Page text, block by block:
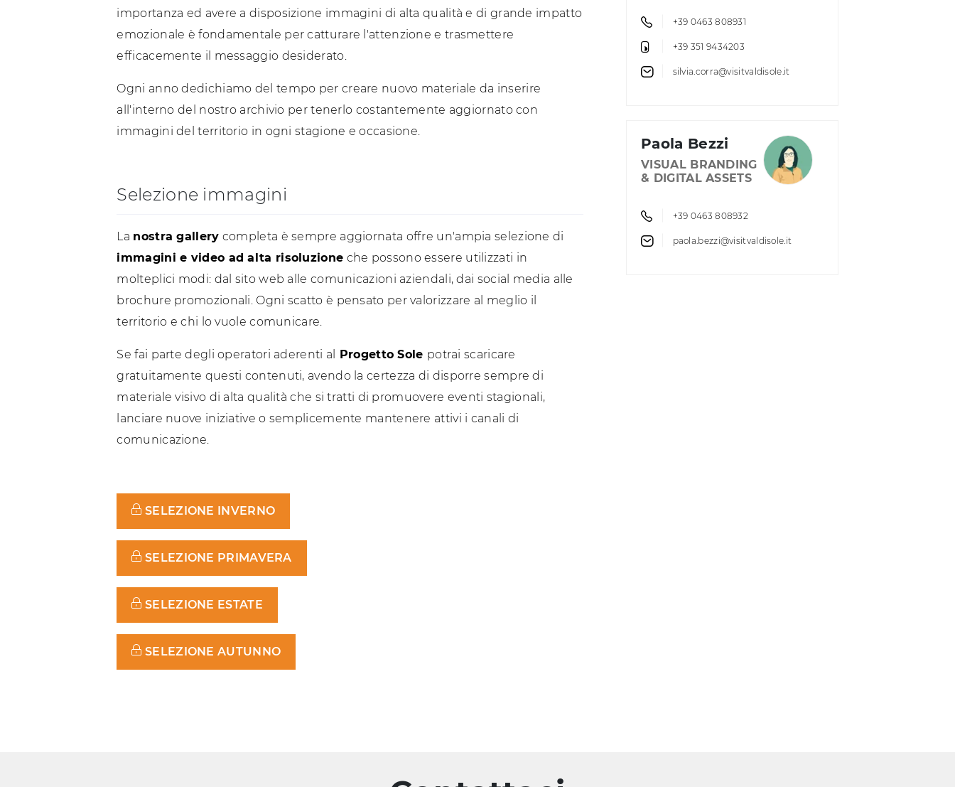
importanza ed avere a disposizione immagini di alta qualità e di grande impatto
emozionale è fondamentale per catturare l'attenzione e trasmettere
efficacemente il messaggio desiderato.
Ogni anno dedichiamo del tempo per creare nuovo materiale da inserire
all'interno del nostro archivio per tenerlo costantemente aggiornato con
immagini del territorio in ogni stagione e occasione.
Selezione immagini
La nostra gallery completa è sempre aggiornata offre un'ampia selezione di
immagini e video ad alta risoluzione che possono essere utilizzati in
molteplici modi: dal sito web alle comunicazioni aziendali, dai social media alle
brochure promozionali. Ogni scatto è pensato per valorizzare al meglio il
territorio e chi lo vuole comunicare.
Se fai parte degli operatori aderenti al Progetto Sole potrai scaricare
gratuitamente questi contenuti, avendo la certezza di disporre sempre di
materiale visivo di alta qualità che si tratti di promuovere eventi stagionali,
lanciare nuove iniziative o semplicemente mantenere attivi i canali di
comunicazione.
SELEZIONE INVERNO
SELEZIONE PRIMAVERA
SELEZIONE ESTATE
SELEZIONE AUTUNNO
+39 0463 808931
+39 351 9434203
silvia.corra@visitvaldisole.it
Paola Bezzi
VISUAL BRANDING
& DIGITAL ASSETS
+39 0463 808932
paola.bezzi@visitvaldisole.it